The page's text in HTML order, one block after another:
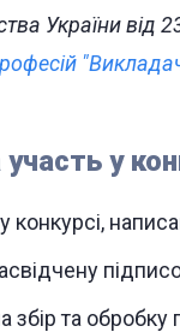
України від
у
конкурсі,
збір та